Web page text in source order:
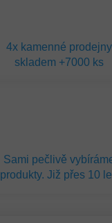
4x kamenné prodejny
skladem +7000 ks
Sami pečlivě
produkty. Již přes 10